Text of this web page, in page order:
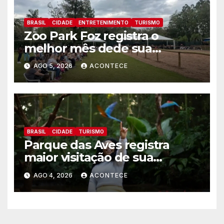
BRASIL CIDADE ENTRETENIMENTO TURISMO
Zoo Park Foz registra o
melhor mês dede sua
inauguração
AGO 5, 2026 ACONTECE
BRASIL CIDADE TURISMO
Parque das Aves registra
maior visitação de sua
históriaJulho bate recorde
histórico de visitantes e
reforça a conexão entre
AGO 4, 2026 ACONTECE